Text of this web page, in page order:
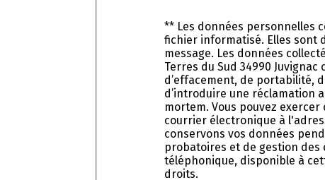
** Les données personnelles
fichier informatisé. Elles sont
message. Les données
Terres du Sud 34990
d’effacement, de portabilité,
d’introduire une réclamation
mortem. Vous pouvez
courrier électronique à
conservons vos données
probatoires et de gestion des
téléphonique, disponible à
droits.